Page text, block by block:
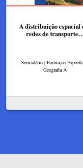
A distribuição espacial
redes de
Secundário | Formação
Geografia A